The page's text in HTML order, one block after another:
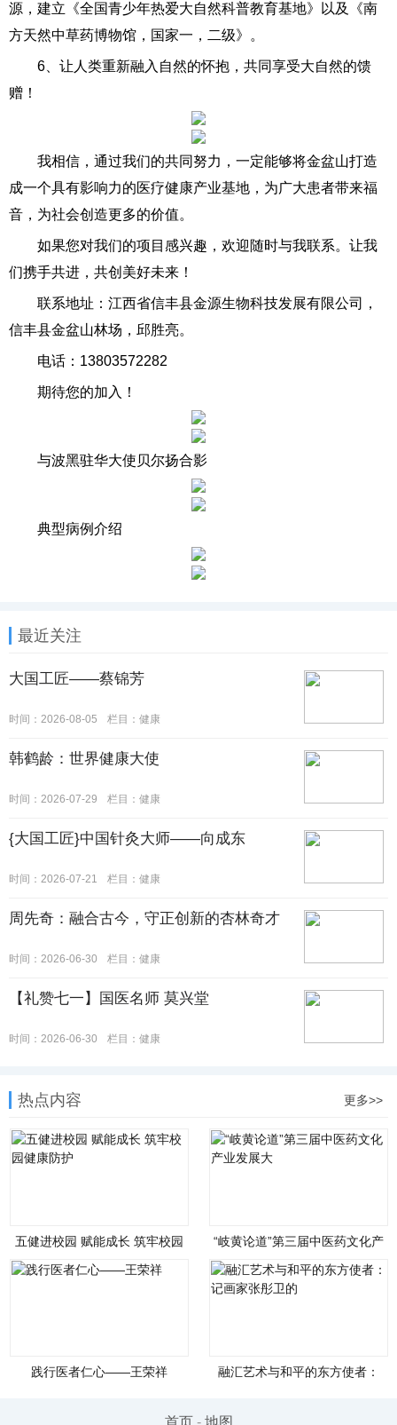
源，建立《全国青少年热爱大自然科普教育基地》以及《南
方天然中草药博物馆，国家一，二级》。
6、让人类重新融入自然的怀抱，共同享受大自然的馈
赠！
我相信，通过我们的共同努力，一定能够将金盆山打造
成一个具有影响力的医疗健康产业基地，为广大患者带来福
音，为社会创造更多的价值。
如果您对我们的项目感兴趣，欢迎随时与我联系。让我
们携手共进，共创美好未来！
联系地址：江西省信丰县金源生物科技发展有限公司，
信丰县金盆山林场，邱胜亮。
电话：13803572282
期待您的加入！
与波黑驻华大使贝尔扬合影
典型病例介绍
最近关注
大国工匠——蔡锦芳
时间：2026-08-05 栏目： 健康
韩鹤龄：世界健康大使
时间：2026-07-29 栏目： 健康
{大国工匠}中国针灸大师——向成东
时间：2026-07-21 栏目： 健康
周先奇：融合古今，守正创新的杏林奇才
时间：2026-06-30 栏目： 健康
【礼赞七一】国医名师 莫兴堂
时间：2026-06-30 栏目： 健康
热点内容 更多>>
五健进校园 赋能成长 筑牢校园
“岐黄论道”第三届中医药文化产
践行医者仁心——王荣祥
融汇艺术与和平的东方使者：
首页- 地图